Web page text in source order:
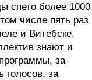
спето более 1000
числе пять раз
и Витебске,
знают и
за
голосов, за